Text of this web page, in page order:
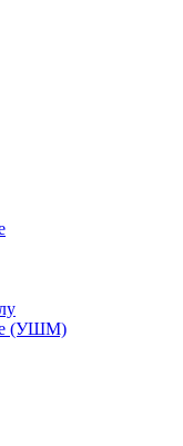
(УШМ)